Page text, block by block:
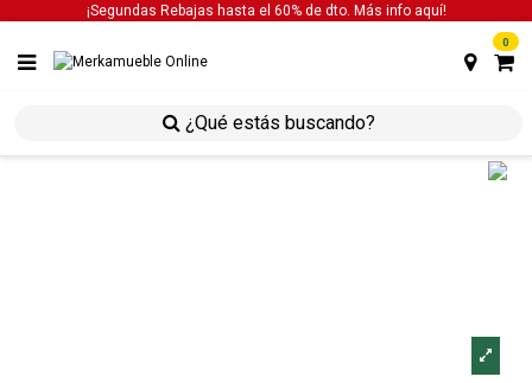
¡Segundas Rebajas hasta el 60% de dto. Más info aquí!
0
mesa cocina 110x70x75 cm